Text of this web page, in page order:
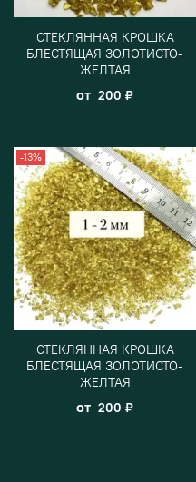
СТЕКЛЯННАЯ КРОШКА
БЛЕСТЯЩАЯ ЗОЛОТИСТО-
ЖЕЛТАЯ
от 200 ₽
-13%
СТЕКЛЯННАЯ КРОШКА
БЛЕСТЯЩАЯ ЗОЛОТИСТО-
ЖЕЛТАЯ
от 200 ₽